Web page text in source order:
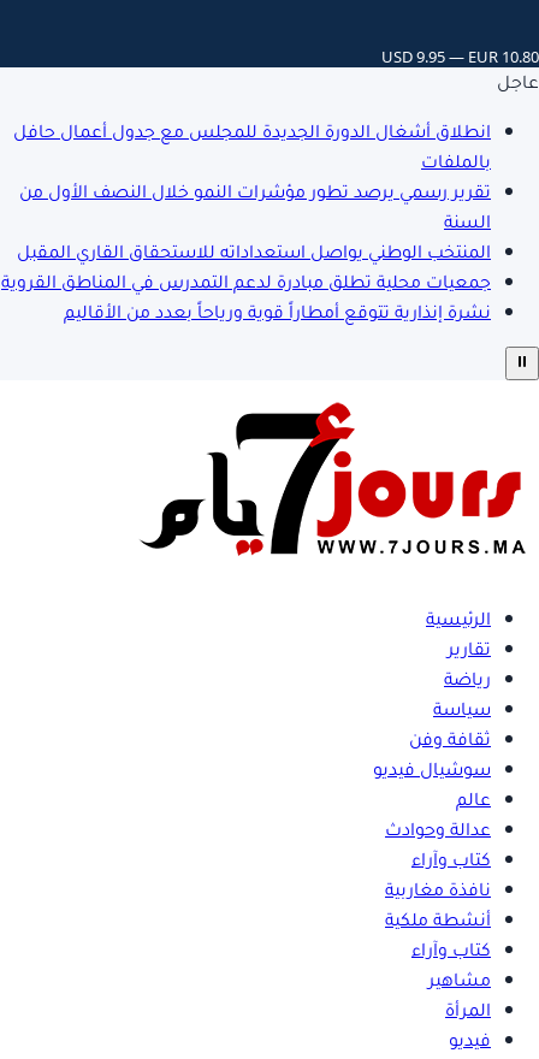
USD 9.95 — EUR 10.80
عاجل
انطلاق أشغال الدورة الجديدة للمجلس مع جدول أعمال حافل
بالملفات
تقرير رسمي يرصد تطور مؤشرات النمو خلال النصف الأول من
السنة
المنتخب الوطني يواصل استعداداته للاستحقاق القاري المقبل
جمعيات محلية تطلق مبادرة لدعم التمدرس في المناطق القروية
نشرة إنذارية تتوقع أمطاراً قوية ورياحاً بعدد من الأقاليم
⏸
الرئيسية
تقارير
رياضة
سياسة
ثقافة وفن
سوشيال فيديو
عالم
عدالة وحوادث
كتاب وآراء
نافذة مغاربية
أنشطة ملكية
كتاب وآراء
مشاهير
المرأة
فيديو